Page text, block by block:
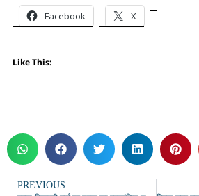
Facebook X
Like This:
PREVIOUS